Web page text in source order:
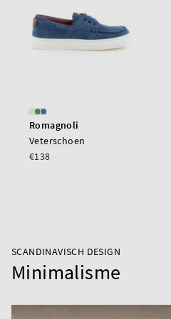
Romagnoli
Veterschoen
€138
SCANDINAVISCH DESIGN
Minimalisme